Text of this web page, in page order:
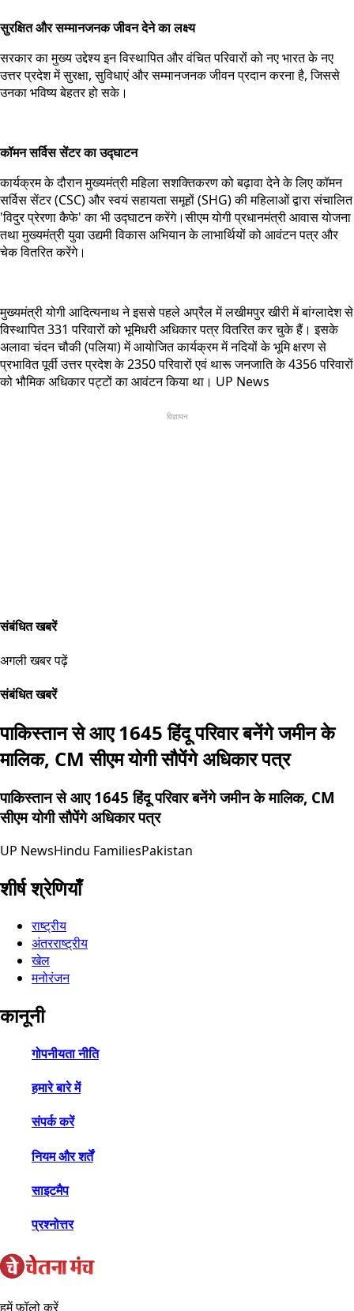
सुरक्षित और सम्मानजनक जीवन देने का लक्ष्य
सरकार का मुख्य उद्देश्य इन विस्थापित और वंचित परिवारों को नए भारत के नए
उत्तर प्रदेश में सुरक्षा, सुविधाएं और सम्मानजनक जीवन प्रदान करना है, जिससे
उनका भविष्य बेहतर हो सके।
कॉमन सर्विस सेंटर का उद्घाटन
कार्यक्रम के दौरान मुख्यमंत्री महिला सशक्तिकरण को बढ़ावा देने के लिए कॉमन
सर्विस सेंटर (CSC) और स्वयं सहायता समूहों (SHG) की महिलाओं द्वारा संचालित
'विदुर प्रेरणा कैफे' का भी उद्घाटन करेंगे।सीएम योगी प्रधानमंत्री आवास योजना
तथा मुख्यमंत्री युवा उद्यमी विकास अभियान के लाभार्थियों को आवंटन पत्र और
चेक वितरित करेंगे।
मुख्यमंत्री योगी आदित्यनाथ ने इससे पहले अप्रैल में लखीमपुर खीरी में बांग्लादेश से
विस्थापित 331 परिवारों को भूमिधरी अधिकार पत्र वितरित कर चुके हैं। इसके
अलावा चंदन चौकी (पलिया) में आयोजित कार्यक्रम में नदियों के भूमि क्षरण से
प्रभावित पूर्वी उत्तर प्रदेश के 2350 परिवारों एवं थारू जनजाति के 4356 परिवारों
को भौमिक अधिकार पट्टों का आवंटन किया था। UP News
विज्ञापन
संबंधित खबरें
अगली खबर पढ़ें
संबंधित खबरें
पाकिस्तान से आए 1645 हिंदू परिवार बनेंगे जमीन के
मालिक, CM सीएम योगी सौपेंगे अधिकार पत्र
पाकिस्तान से आए 1645 हिंदू परिवार बनेंगे जमीन के मालिक, CM
सीएम योगी सौपेंगे अधिकार पत्र
UP NewsHindu FamiliesPakistan
शीर्ष श्रेणियाँ
राष्ट्रीय
अंतरराष्ट्रीय
खेल
मनोरंजन
कानूनी
गोपनीयता नीति
हमारे बारे में
संपर्क करें
नियम और शर्तें
साइटमैप
प्रश्नोत्तर
हमें फ़ॉलो करें